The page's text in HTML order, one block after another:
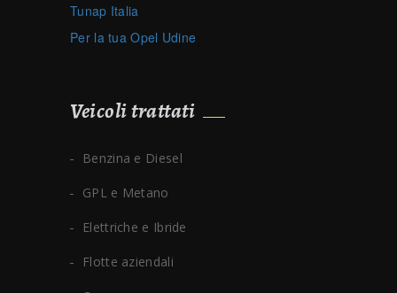
Tunap Italia
Per la tua Opel Udine
Veicoli trattati
Benzina e Diesel
GPL e Metano
Elettriche e Ibride
Flotte aziendali